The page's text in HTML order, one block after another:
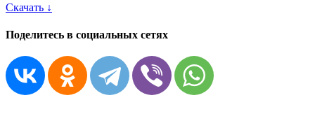
Скачать ↓
Поделитесь в социальных сетях